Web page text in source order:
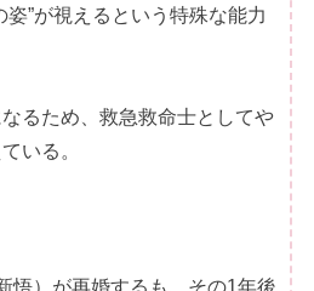
”が視えるという特殊な能力
るため、救急救命士としてや
いる。
悟）が再婚するも、その1年後